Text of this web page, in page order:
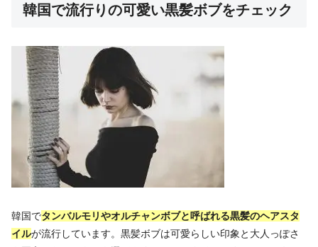
韓国で流行りの可愛い黒髪ボブをチェック
韓国でタンバルモリやオルチャンボブと呼ばれる黒髪のヘアスタ
イルが流行しています。黒髪ボブは可愛らしい印象と大人っぽさ